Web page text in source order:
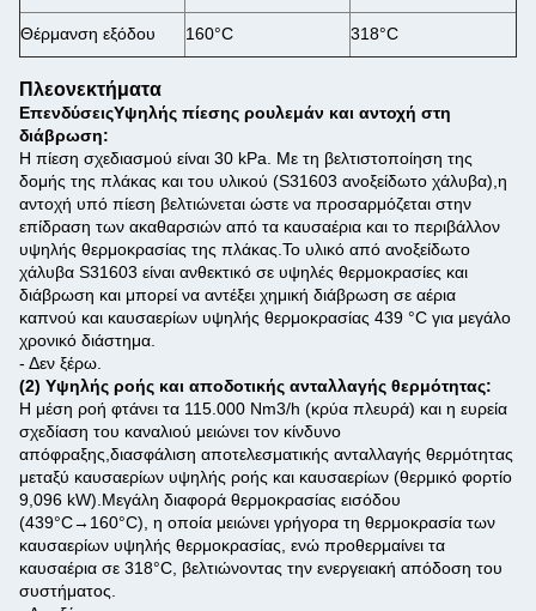
Θέρμανση εξόδου 160°C 318°C
Πλεονεκτήματα
ΕπενδύσειςΥψηλής πίεσης ρουλεμάν και αντοχή στη
διάβρωση:
Η πίεση σχεδιασμού είναι 30 kPa. Με τη βελτιστοποίηση της
δομής της πλάκας και του υλικού (S31603 ανοξείδωτο χάλυβα),η
αντοχή υπό πίεση βελτιώνεται ώστε να προσαρμόζεται στην
επίδραση των ακαθαρσιών από τα καυσαέρια και το περιβάλλον
υψηλής θερμοκρασίας της πλάκας. Το υλικό από ανοξείδωτο
χάλυβα S31603 είναι ανθεκτικό σε υψηλές θερμοκρασίες και
διάβρωση και μπορεί να αντέξει χημική διάβρωση σε αέρια
καπνού και καυσαερίων υψηλής θερμοκρασίας 439 °C για μεγάλο
χρονικό διάστημα.
- Δεν ξέρω.
(2) Υψηλής ροής και αποδοτικής ανταλλαγής θερμότητας:
Η μέση ροή φτάνει τα 115.000 Nm3/h (κρύα πλευρά) και η ευρεία
σχεδίαση του καναλιού μειώνει τον κίνδυνο
απόφραξης,διασφάλιση αποτελεσματικής ανταλλαγής θερμότητας
μεταξύ καυσαερίων υψηλής ροής και καυσαερίων (θερμικό φορτίο
9,096 kW). Μεγάλη διαφορά θερμοκρασίας εισόδου
(439°C→160°C), η οποία μειώνει γρήγορα τη θερμοκρασία των
καυσαερίων υψηλής θερμοκρασίας, ενώ προθερμαίνει τα
καυσαέρια σε 318°C, βελτιώνοντας την ενεργειακή απόδοση του
συστήματος.